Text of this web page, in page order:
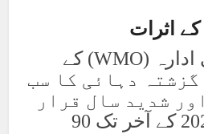
اثرات
عالمی موسمیاتی ادارہ (WMO) کے
2024 کو گزشتہ دہائی کا سب
شدید سال قرار
دیا گیا ہے۔ 2023 کے آخر تک 90